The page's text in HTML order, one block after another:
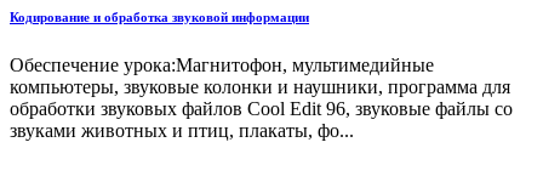
Кодирование и обработка звуковой информации
Обеспечение урока:Магнитофон, мультимедийные
компьютеры, звуковые колонки и наушники, программа для
обработки звуковых файлов Cool Edit 96, звуковые файлы со
звуками животных и птиц, плакаты, фо...